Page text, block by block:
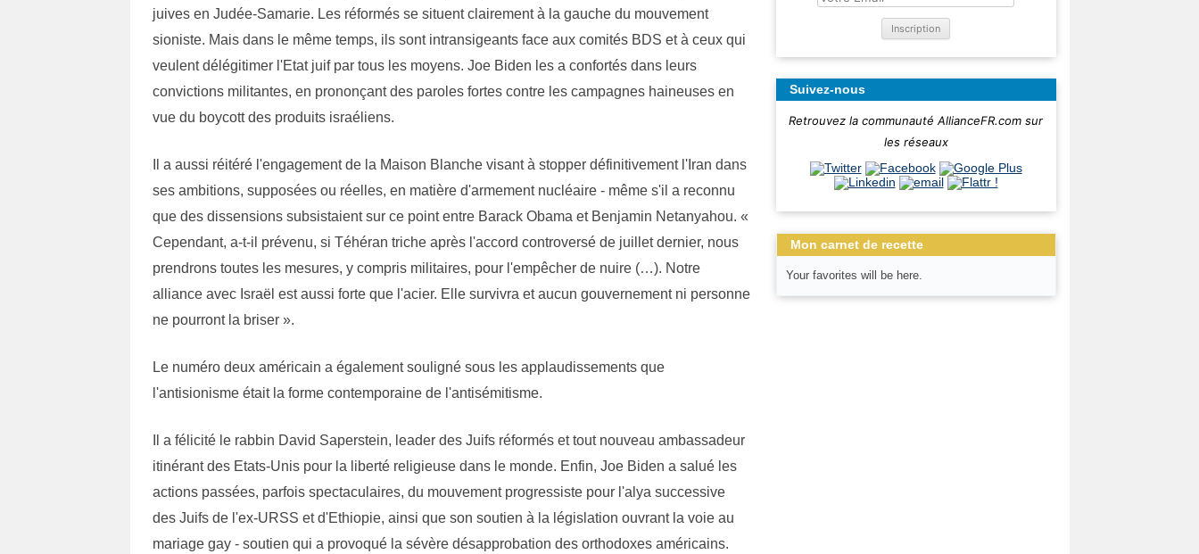
juives en Judée-Samarie. Les réformés se situent clairement à la gauche du mouvement
sioniste. Mais dans le même temps, ils sont intransigeants face aux comités BDS et à ceux qui
veulent délégitimer l'Etat juif par tous les moyens. Joe Biden les a confortés dans leurs
convictions militantes, en prononçant des paroles fortes contre les campagnes haineuses en
vue du boycott des produits israéliens.
Il a aussi réitéré l'engagement de la Maison Blanche visant à stopper définitivement l'Iran dans
ses ambitions, supposées ou réelles, en matière d'armement nucléaire - même s'il a reconnu
que des dissensions subsistaient sur ce point entre Barack Obama et Benjamin Netanyahou. «
Cependant, a-t-il prévenu, si Téhéran triche après l'accord controversé de juillet dernier, nous
prendrons toutes les mesures, y compris militaires, pour l'empêcher de nuire (…). Notre
alliance avec Israël est aussi forte que l'acier. Elle survivra et aucun gouvernement ni personne
ne pourront la briser ».
Le numéro deux américain a également souligné sous les applaudissements que
l'antisionisme était la forme contemporaine de l'antisémitisme.
Il a félicité le rabbin David Saperstein, leader des Juifs réformés et tout nouveau ambassadeur
itinérant des Etats-Unis pour la liberté religieuse dans le monde. Enfin, Joe Biden a salué les
actions passées, parfois spectaculaires, du mouvement progressiste pour l'alya successive
des Juifs de l'ex-URSS et d'Ethiopie, ainsi que son soutien à la législation ouvrant la voie au
mariage gay - soutien qui a provoqué la sévère désapprobation des orthodoxes américains.
Suivez-nous
Retrouvez la communauté AllianceFR.com sur
les réseaux
Mon carnet de recette
Your favorites will be here.